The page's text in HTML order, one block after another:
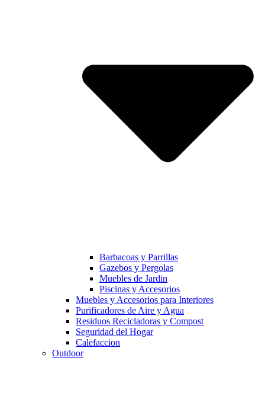
Barbacoas y Parrillas
Gazebos y Pergolas
Muebles de Jardin
Piscinas y Accesorios
Muebles y Accesorios para Interiores
Purificadores de Aire y Agua
Residuos Recicladoras y Compost
Seguridad del Hogar
Calefaccion
Outdoor